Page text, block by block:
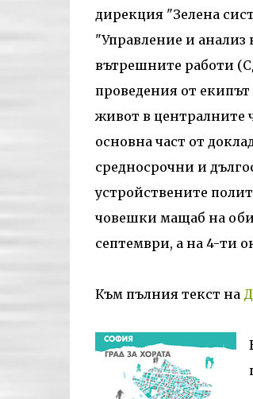
дирекция "Зелена
"Управление и
вътрешните работи
проведения от
живот в централните
основна част от
средносрочни и
устройствените
човешки мащаб на
септември, а на 4-ти
Към пълния текст на